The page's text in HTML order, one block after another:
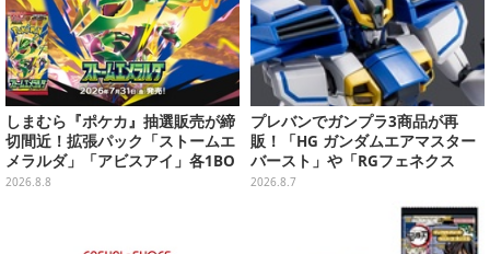
しまむら『ポケカ』抽選販売が締
切間近！拡張パック「ストームエ
メラルダ」「アビスアイ」各1BO
Xをラインナップ
2026.8.8
プレバンでガンプラ3商品が再
販！「HG ガンダムエアマスター
バースト」や「RGフェネクス
（ナラティブVer.）」も
2026.8.7